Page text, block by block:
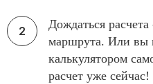
Дождаться
маршрута. Или вы
калькулятором
расчет уже сейчас!